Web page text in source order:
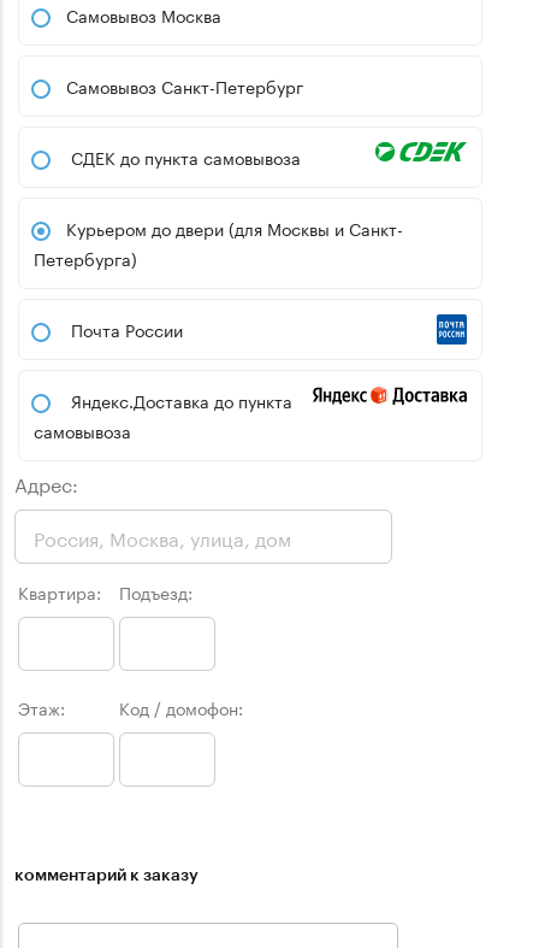
Самовывоз Москва
Самовывоз Санкт-Петербург
СДЕК до пункта самовывоза
Курьером до двери (для Москвы и Санкт-
Петербурга)
Почта России
Яндекс.Доставка до пункта
самовывоза
Адрес:
Квартира: Подъезд:
Этаж: Код / домофон:
комментарий к заказу